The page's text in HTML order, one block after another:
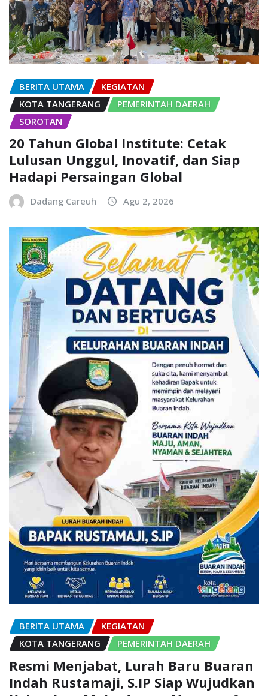
BERITA UTAMA
KEGIATAN
KOTA TANGERANG
PEMERINTAH DAERAH
SOROTAN
20 Tahun Global Institute: Cetak
Lulusan Unggul, Inovatif, dan Siap
Hadapi Persaingan Global
Dadang Careuh Agu 2, 2026
BERITA UTAMA
KEGIATAN
KOTA TANGERANG
PEMERINTAH DAERAH
Resmi Menjabat, Lurah Baru Buaran
Indah Rustamaji, S.IP Siap Wujudkan